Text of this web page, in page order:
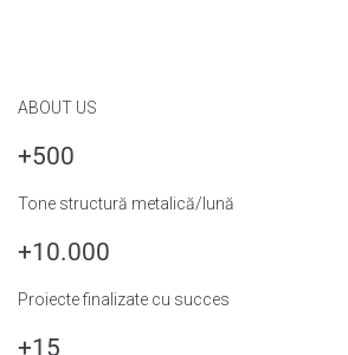
ABOUT US
+500
Tone structură metalică/lună
+10.000
Proiecte finalizate cu succes
+15